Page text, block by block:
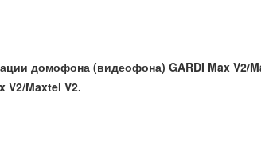
домофона (видеофона) GARDI Max V2/
V2/Maxtel V2.